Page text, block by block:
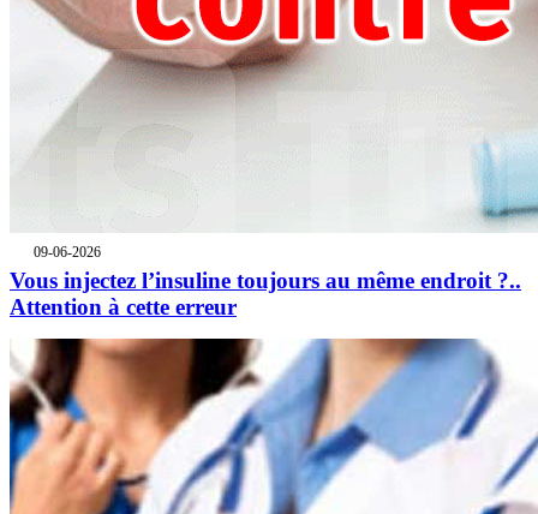
09-06-2026
Vous injectez l’insuline toujours au même endroit ?..
Attention à cette erreur